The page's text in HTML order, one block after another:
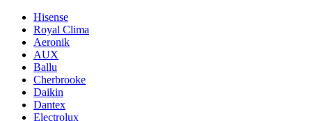
Hisense
Royal Clima
Aeronik
AUX
Ballu
Cherbrooke
Daikin
Dantex
Electrolux